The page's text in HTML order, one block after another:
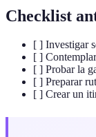
Checklist
[ ] Investigar
[ ]
[ ] Probar la
[ ] Preparar
[ ] Crear un